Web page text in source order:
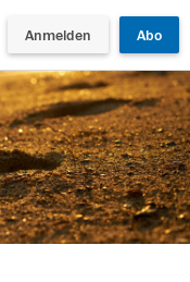
Anmelden Abo